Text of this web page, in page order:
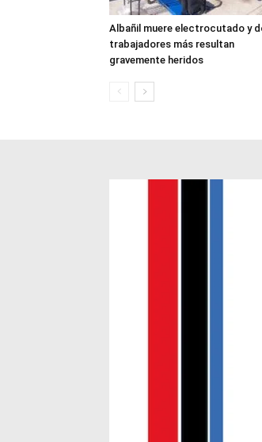
Albañil muere electrocutado y
trabajadores más resultan
gravemente heridos